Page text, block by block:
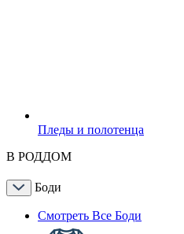
Пледы и полотенца
В РОДДОМ
Боди
Смотреть Все Боди